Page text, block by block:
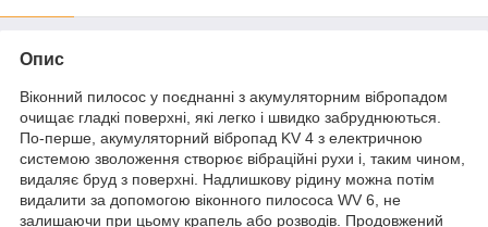
Опис
Віконний пилосос у поєднанні з акумуляторним вібропадом
очищає гладкі поверхні, які легко і швидко забруднюються.
По-перше, акумуляторний вібропад KV 4 з електричною
системою зволоження створює вібраційні рухи і, таким чином,
видаляє бруд з поверхні. Надлишкову рідину можна потім
видалити за допомогою віконного пилососа WV 6, не
залишаючи при цьому крапель або розводів. Продовжений